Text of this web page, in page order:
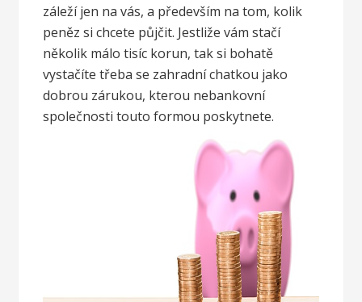
záleží jen na vás, a především na tom, kolik
peněz si chcete půjčit. Jestliže vám stačí
několik málo tisíc korun, tak si bohatě
vystačíte třeba se zahradní chatkou jako
dobrou zárukou, kterou nebankovní
společnosti touto formou poskytnete.